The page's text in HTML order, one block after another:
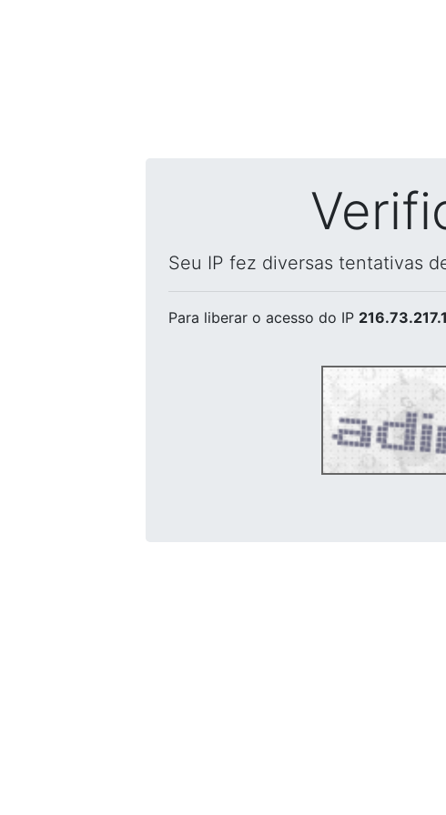
Seu IP fez diversas tentativas
Para liberar o acesso do IP